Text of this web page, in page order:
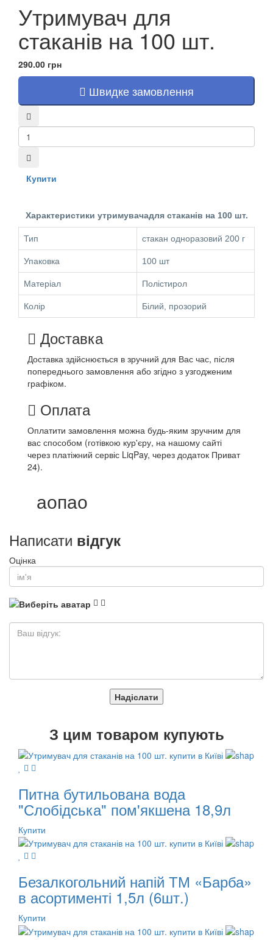
Утримувач для
стаканів на 100 шт.
290.00 грн
Швидке замовлення
Купити
Характеристики утримувачадля стаканів на 100 шт.
Тип стакан одноразовий 200 г
Упаковка 100 шт
Матеріал Полістирол
Колір Білий, прозорий
Доставка
Доставка здійснюється в зручний для Вас час, після
попереднього замовлення або згідно з узгодженим
графіком.
Оплата
Оплатити замовлення можна будь-яким зручним для
вас способом (готівкою кур'єру, на нашому сайті
через платіжний сервіс LiqPay, через додаток Приват
24).
аопао
Написати відгук
Оцінка
Надіслати
З цим товаром купують
Питна бутильована вода
"Слобідська" пом'якшена 18,9л
Купити
Безалкогольний напій ТМ «Барба»
в асортименті 1,5л (6шт.)
Купити